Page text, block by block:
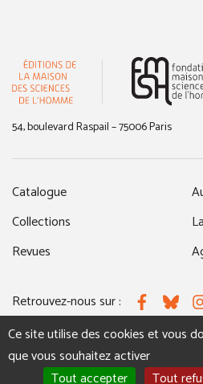
54, boulevard Raspail – 75006 Paris
Catalogue
Collections
Revues
Retrouvez-nous sur : FacebookBluesky
MENTIONS LÉGALES
Ce site utilise des cookies et vous
que vous souhaitez activer
Tout accepter
Tout